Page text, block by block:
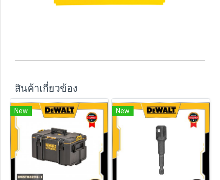
สินค้าเกี่ยวข้อง
New New